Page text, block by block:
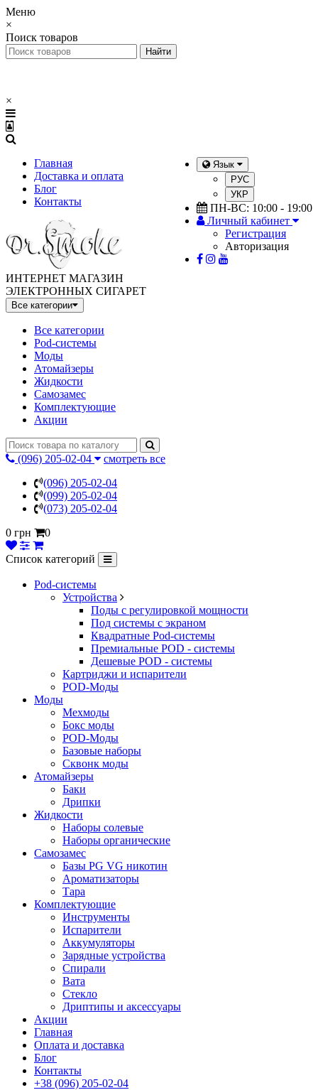
Меню
×
Поиск товаров
×
Главная
Доставка и оплата
Блог
Контакты
Язык
РУС
УКР
ПН-ВС: 10:00 - 19:00
Личный кабинет
Регистрация
Авторизация
ИНТЕРНЕТ МАГАЗИН
ЭЛЕКТРОННЫХ СИГАРЕТ
Все категории
Все категории
Pod-системы
Моды
Атомайзеры
Жидкости
Самозамес
Комплектующие
Акции
(096) 205-02-04
смотреть все
(096) 205-02-04
(099) 205-02-04
(073) 205-02-04
0 грн
0
Список категорий
Pod-системы
Устройства
Поды с регулировкой мощности
Под системы с экраном
Квадратные Pod-системы
Премиальные POD - системы
Дешевые POD - системы
Картриджи и испарители
POD-Моды
Моды
Мехмоды
Бокс моды
POD-Моды
Базовые наборы
Сквонк моды
Атомайзеры
Баки
Дрипки
Жидкости
Наборы солевые
Наборы органические
Самозамес
Базы PG VG никотин
Ароматизаторы
Тара
Комплектующие
Инструменты
Испарители
Аккумуляторы
Зарядные устройства
Спирали
Вата
Стекло
Дриптипы и аксессуары
Акции
Главная
Оплата и доставка
Блог
Контакты
+38 (096) 205-02-04